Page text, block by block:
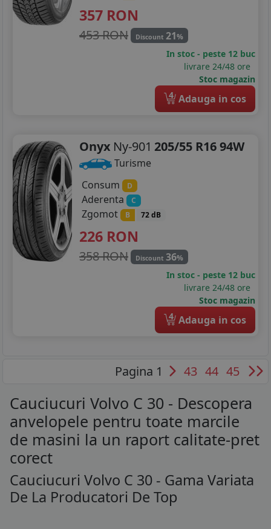
357 RON
453 RON Discount 21%
In stoc - peste 12 buc
livrare 24/48 ore
Stoc magazin
4 Adauga in cos
Onyx Ny-901 205/55 R16 94W
Turisme
Consum
D
Aderenta C
Zgomot B 72 dB
226 RON
358 RON Discount 36%
In stoc - peste 12 buc
livrare 24/48 ore
Stoc magazin
4 Adauga in cos
Pagina 1 43 44 45
Cauciucuri Volvo C 30 - Descopera
anvelopele pentru toate marcile
de masini la un raport calitate-pret
corect
Cauciucuri Volvo C 30 - Gama Variata
De La Producatori De Top